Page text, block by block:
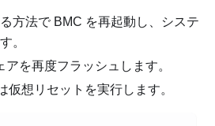
方法で BMC を再起動し、システ
。
アを再度フラッシュします。
仮想リセットを実行します。